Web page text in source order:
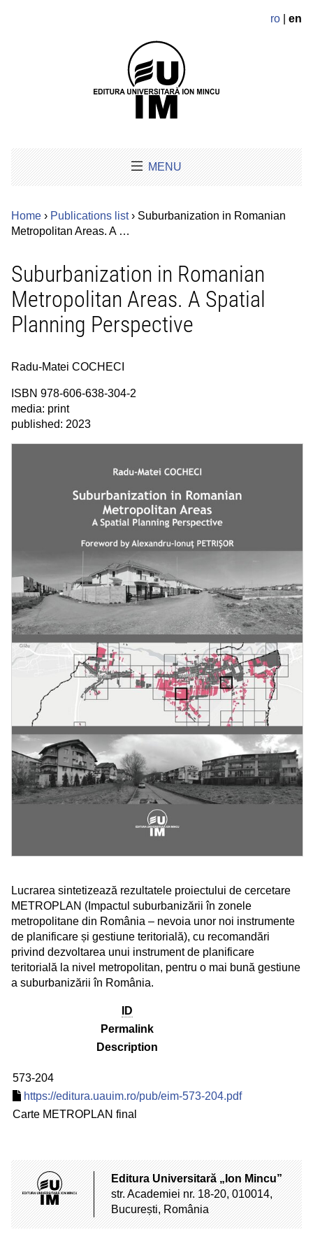
ro en
MENU
Home › Publications list› Suburbanization in Romanian
Metropolitan Areas. A …
Suburbanization in Romanian
Metropolitan Areas. A Spatial
Planning Perspective
Radu-Matei COCHECI
ISBN 978-606-638-304-2
media: print
published: 2023
Lucrarea sintetizează rezultatele proiectului de cercetare
METROPLAN (Impactul suburbanizării în zonele
metropolitane din România – nevoia unor noi instrumente
de planificare și gestiune teritorială), cu recomandări
privind dezvoltarea unui instrument de planificare
teritorială la nivel metropolitan, pentru o mai bună gestiune
a suburbanizării în România.
ID
Permalink
Description
573-204
https://editura.uauim.ro/pub/eim-573-204.pdf
Carte METROPLAN final
Editura Universitară „Ion Mincu”
str. Academiei nr. 18-20, 010014,
București, România